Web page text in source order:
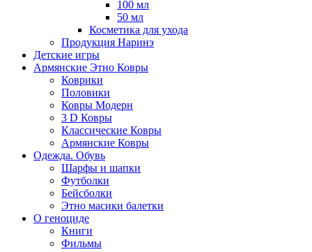
100 мл
50 мл
Косметика для ухода
Продукция Наринэ
Детские игры
Армянские Этно Ковры
Коврики
Половики
Ковры Модерн
3 D Ковры
Классические Ковры
Армянские Ковры
Одежда. Обувь
Шарфы и шапки
Футболки
Бейсболки
Этно масики балетки
О геноциде
Книги
Фильмы